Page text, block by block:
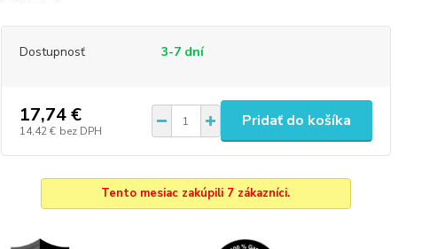
Dostupnosť 3-7 dní
17,74 €
14,42 € bez DPH
Pridať do košíka
Tento mesiac zakúpili 7 zákazníci.